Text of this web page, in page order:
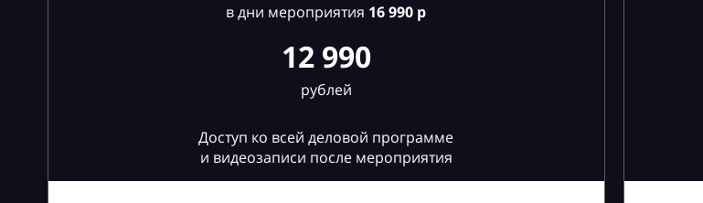
в дни мероприятия 16990 р
12 990
рублей
Доступ ко всей деловой программе
и видеозаписи после мероприятия